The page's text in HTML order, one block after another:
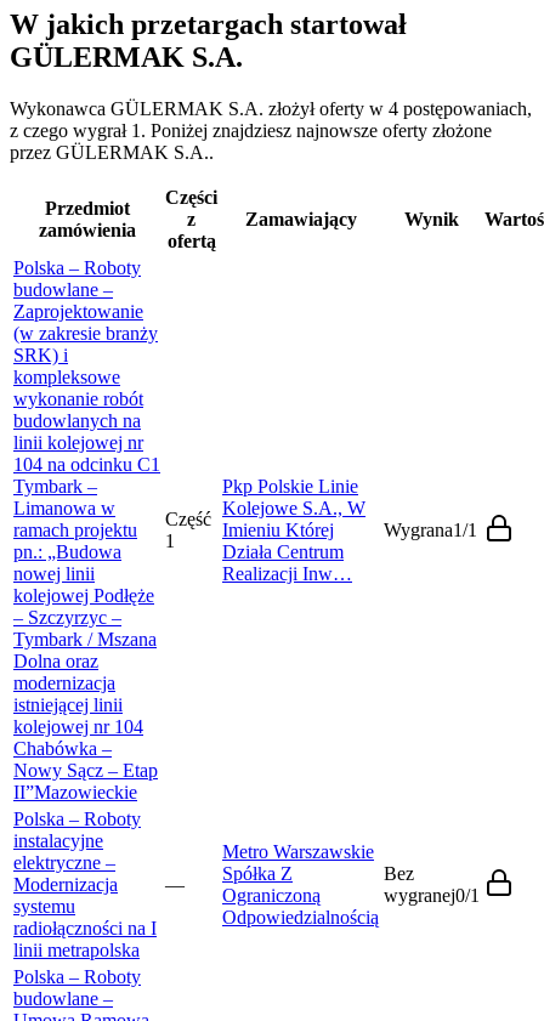
W jakich przetargach startował
GÜLERMAK S.A.
Wykonawca GÜLERMAK S.A. złożył oferty w 4 postępowaniach,
z czego wygrał 1. Poniżej znajdziesz najnowsze oferty złożone
przez GÜLERMAK S.A..
Przedmiot
zamówienia
Części
z
ofertą
Zamawiający Wynik
Polska – Roboty
budowlane –
Zaprojektowanie
(w zakresie branży
SRK) i
kompleksowe
wykonanie robót
budowlanych na
linii kolejowej nr
104 na odcinku C1
Tymbark –
Limanowa w
ramach projektu
pn.: „Budowa
nowej linii
kolejowej Podłęże
– Szczyrzyc –
Tymbark / Mszana
Dolna oraz
modernizacja
istniejącej linii
kolejowej nr 104
Chabówka –
Nowy Sącz – Etap
II”Mazowieckie
Część
1
Pkp Polskie Linie
Kolejowe S.A., W
Imieniu Której
Działa Centrum
Realizacji Inw…
Wygrana1/1
Polska – Roboty
instalacyjne
elektryczne –
Modernizacja
systemu
radiołączności na I
linii metrapolska
—
Metro Warszawskie
Spółka Z
Ograniczoną
Odpowiedzialnością
Bez
wygranej0/1
Polska – Roboty
budowlane –